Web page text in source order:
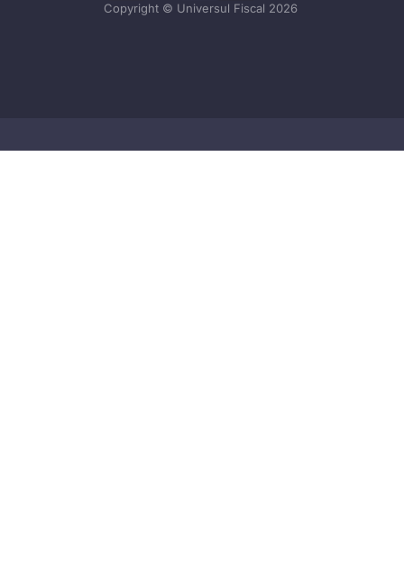
Copyright © Universul Fiscal 2026